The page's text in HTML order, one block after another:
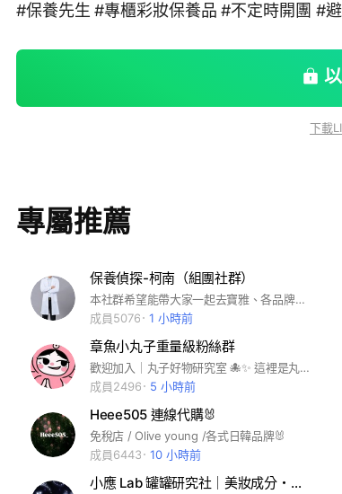
#保養先生 #專櫃彩妝保養品 #不定時開團 #
下載
專屬推薦
保養偵探-柯南（組團社群）
本社群希望能帶大家一起去寶雅、各品牌官網買到自己適合的保養品！我會透過詢問來找找出適合妳們肌膚的保養品
成員5076
1 小時前
章魚小丸子重量級粉絲群
歡迎加入｜丸子好物研究室 🐙✨ 這裡是丸子們一起發現好物、試用新品、分享真實心得的小基地。 在這裡你可以： ▸ 搶先體驗日韓新品 ▸ 獲得社群限定優惠與體驗機會 ▸ 參與抽獎、開箱任務與試用計畫 ▸ 分享真實心得，不管是好用還是踩雷都歡迎 🔍 社群基本規範 為了讓丸子們有舒服、乾淨的交流空間，請大家一起遵守： ▴ 避免洗版，請勿連續大量貼圖或發送無意義訊息 ▴ 個別問題請盡量使用「回覆串」集中討論 ▴ 禁止分享任何外部販售連結或個人商業資訊 ▴ 請勿發表政治、爭議性或容易引戰的話題 ▴ 禁止轉賣社群內相關商品、贈品或試用品 🚫 行為紅線 以下情況若發生，將由管理員直接移除： ▴ 人身攻擊、情緒性言論、惡意引戰 ▴ 廣告、直銷、招商、拉群等商業行為 ▴ 未經允許截圖、轉傳社群內容 ▴ 惡意散播不實資訊，影響社群秩序 🧪 丸子好物研究室版規 這裡鼓勵大家分享最真實的使用感受，也歡迎理性討論： ▴ 可以分享使用心得、開箱感受與真實體驗 ▴ 可以提問產品相關問題，但非個人訂單問題 ▴ 可以分享好用的地方，也可以提出不適合自己的原因 ▴ 請避免重複性洗版或過度情緒化討論 ▴ 社群節奏、活動規則與討論品質將由管理員統一控管 ⚠️ 溫馨提醒 本社群為「選品交流與新品體驗平台」， 主要提供丸子們交流、試用、開箱與分享心得。 這裡不提供客服與售後服務。 如有訂單、物流、付款、退款或產品責任相關問題， 請直接聯繫品牌官方或購買平台客服處理。 以上再麻煩丸子們一起協助遵守， 讓這裡成為一個健康、真實、舒服又有趣的好物交流空間。 歡迎加入丸子好物研究室，之後也請多多指教♡
成員2496
5 小時前
Heee505 連線代購🐰
免稅店 / Olive young /各式日韓品牌🐰
成員6443
10 小時前
小應 Lab 罐罐研究社｜美妝成分・保養討論